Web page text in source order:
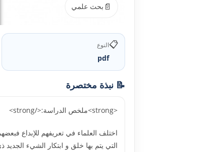
📄 بحث علمي
📋النوع
pdf
📝 نبذة مختصرة
<strong>ملخص الدراسة:</strong>
التي يتم بها خلق و ابتكار الشيء الجديد